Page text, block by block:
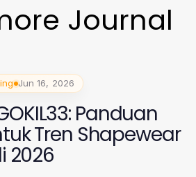
Journal
Jun 16, 2026
Panduan
Tren Shapewear
2026